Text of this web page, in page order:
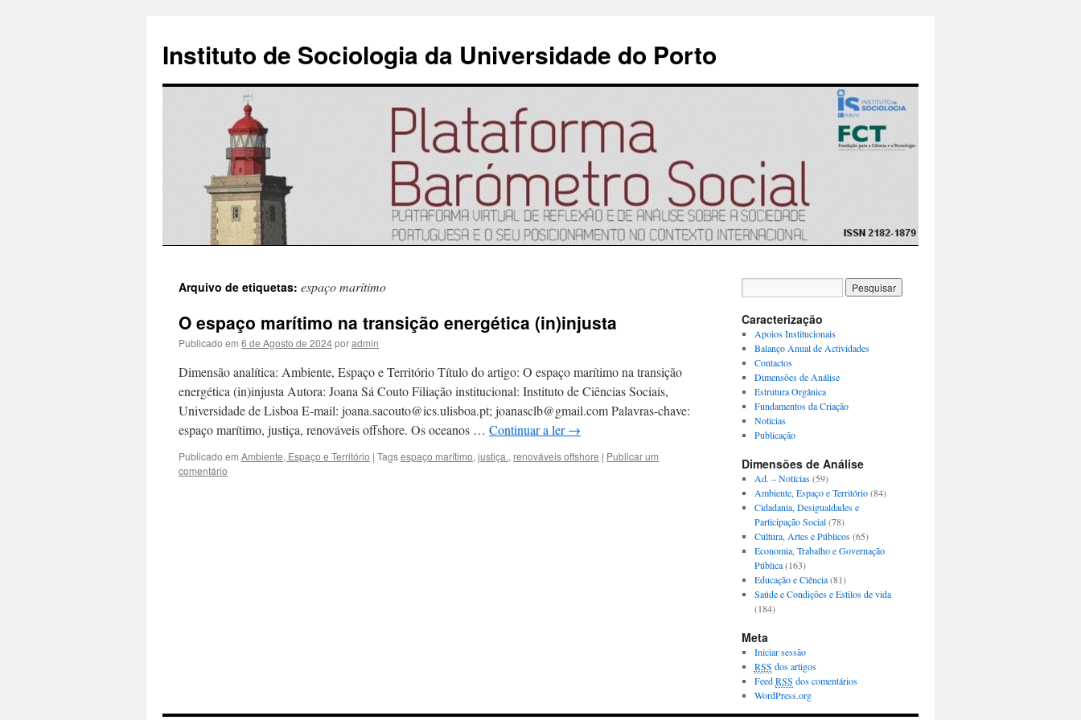
Instituto de Sociologia da Universidade do Porto
para
Arquivo de etiquetas: espaço marítimo
O espaço marítimo na transição energética (in)injusta
Publicado em 6 de Agosto de 2024poradmin
Dimensão analítica: Ambiente, Espaço e Território Título do artigo: O espaço marítimo na transição
energética (in)injusta Autora: Joana Sá Couto Filiação institucional: Instituto de Ciências Sociais,
Universidade de Lisboa E-mail: joana.sacouto@ics.ulisboa.pt; joanasclb@gmail.com Palavras-chave:
espaço marítimo, justiça, renováveis offshore. Os oceanos … Continuar a ler→
Publicado em Ambiente, Espaço e Território | Tagsespaço marítimo, justiça., renováveis offshore | Publicar um
comentário
Caracterização
Apoios Institucionais
Balanço Anual de Actividades
Contactos
Dimensões de Análise
Estrutura Orgânica
Fundamentos da Criação
Notícias
Publicação
Dimensões de Análise
Ad. – Notícias(59)
Ambiente, Espaço e Território(84)
Cidadania, Desigualdades e
Participação Social(78)
Cultura, Artes e Públicos(65)
Economia, Trabalho e Governação
Pública(163)
Educação e Ciência(81)
Saúde e Condições e Estilos de vida
(184)
Meta
Iniciar sessão
RSS dos artigos
FeedRSS dos comentários
WordPress.org